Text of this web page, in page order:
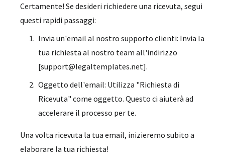
Certamente! Se desideri richiedere una ricevuta, segui
questi rapidi passaggi:
Invia un'email al nostro supporto clienti: Invia la
tua richiesta al nostro team all'indirizzo
[support@legaltemplates.net].
Oggetto dell'email: Utilizza "Richiesta di
Ricevuta" come oggetto. Questo ci aiuterà ad
accelerare il processo per te.
Una volta ricevuta la tua email, inizieremo subito a
elaborare la tua richiesta!